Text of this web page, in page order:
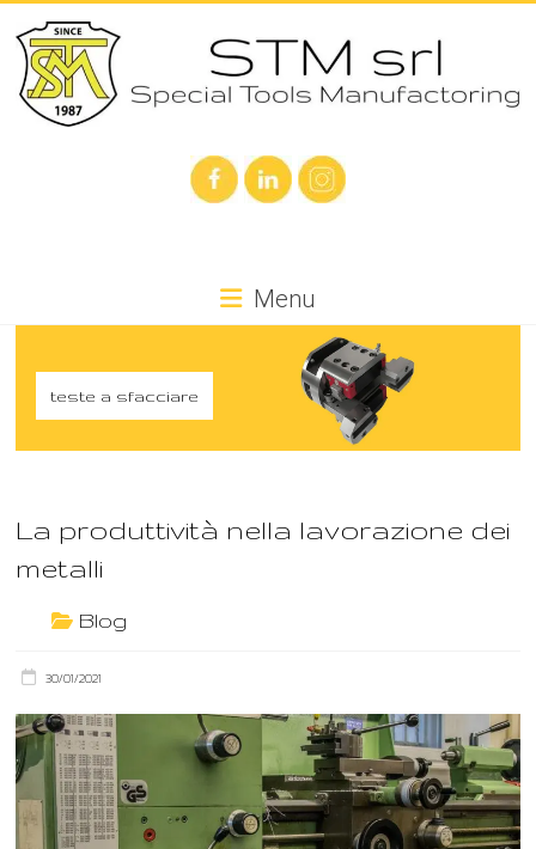
to
content
Menu
teste a sfacciare
La produttività nella lavorazione dei
metalli
Blog
30/01/2021